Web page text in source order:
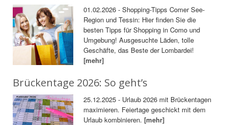
01.02.2026 - Shopping-Tipps Comer See-
Region und Tessin: Hier finden Sie die
besten Tipps für Shopping in Como und
Umgebung! Ausgesuchte Läden, tolle
Geschäfte, das Beste der Lombardei!
[mehr]
Brückentage 2026: So geht’s
25.12.2025 - Urlaub 2026 mit Brückentagen
maximieren. Feiertage geschickt mit dem
Urlaub kombinieren.[mehr]